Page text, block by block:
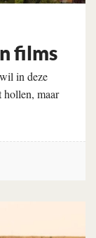
films
in deze
maar